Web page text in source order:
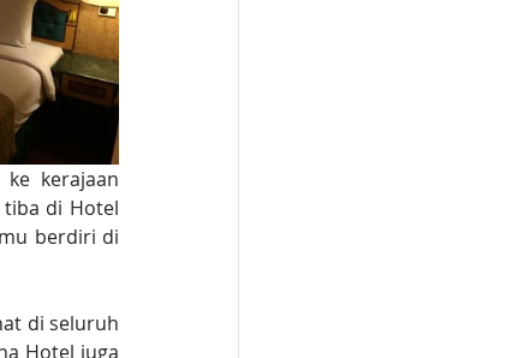
kerajaan
tiba di Hotel
berdiri di
di seluruh
Hotel juga